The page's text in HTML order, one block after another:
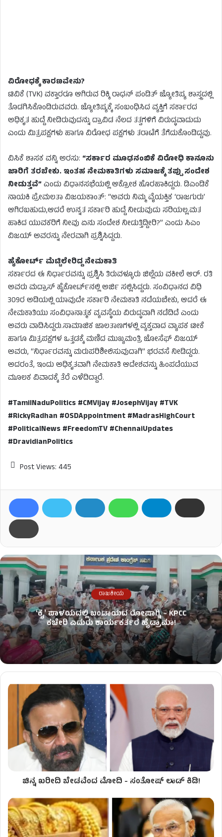
ವಿರೋಧಕ್ಕೆ ಕಾರಣವೇನು?
ಟಿವಿಕೆ (TVK) ವಕ್ತಾರರೂ ಆಗಿರುವ ರಿಕ್ಕಿ ರಾಧನ್ ಪಂಡಿತ್ ಜ್ಯೋತಿಷ್ಯ ಶಾಸ್ತ್ರದಲ್ಲಿ
ತೊಡಗಿಸಿಕೊಂಡಿರುವವರು. ಜ್ಯೋತಿಷ್ಯಕ್ಕೆ ಸಂಬಂಧಿಸಿದ ವ್ಯಕ್ತಿಗೆ ಸರ್ಕಾರದ
ಅಧಿಕೃತ ಹುದ್ದೆ ನೀಡಿರುವುದನ್ನು ದ್ರಾವಿಡ ನೆಲದ ತತ್ವಗಳಿಗೆ ವಿರುದ್ಧವಾದುದು
ಎಂದು ಮಿತ್ರಪಕ್ಷಗಳು ಹಾಗೂ ವಿರೋಧ ಪಕ್ಷಗಳು ತರಾಟೆಗೆ ತೆಗೆದುಕೊಂಡಿದ್ದವು.
ವಿಸಿಕೆ ಶಾಸಕ ವನ್ನಿ ಅರಸು: “ಸರ್ಕಾರ ಮೂಢನಂಬಿಕೆ ವಿರೋಧಿ ಕಾನೂನು
ಜಾರಿಗೆ ತರಬೇಕು. ಇಂತಹ ನೇಮಕಾತಿಗಳು ಸಮಾಜಕ್ಕೆ ತಪ್ಪು ಸಂದೇಶ
ನೀಡುತ್ತವೆ”ಎಂದು ವಿಧಾನಸಭೆಯಲ್ಲಿ ಆಕ್ರೋಶ ಹೊರಹಾಕಿದ್ದರು. ಡಿಎಂಡಿಕೆ
ನಾಯಕಿ ಪ್ರೇಮಲತಾ ವಿಜಯಕಾಂತ್: “ಅವರು ನಿಮ್ಮ ವೈಯಕ್ತಿಕ ‘ರಾಜಗುರು’
ಆಗಿರಬಹುದು,ಆದರೆ ಉನ್ನತ ಸರ್ಕಾರಿ ಹುದ್ದೆ ನೀಡುವುದು ಸರಿಯಲ್ಲ.ಮತ
ಹಾಕಿದ ಯುವಕರಿಗೆ ನೀವು ಏನು ಸಂದೇಶ ನೀಡುತ್ತಿದ್ದೀರಿ?” ಎಂದು ಸಿಎಂ
ವಿಜಯ್ ಅವರನ್ನು ನೇರವಾಗಿ ಪ್ರಶ್ನಿಸಿದ್ದರು.
ಹೈಕೋರ್ಟ್ ಮೆಟ್ಟಿಲೇರಿದ್ದ ನೇಮಕಾತಿ
ಸರ್ಕಾರದ ಈ ನಿರ್ಧಾರವನ್ನು ಪ್ರಶ್ನಿಸಿ ತಿರುವಳ್ಳೂರು ಜಿಲ್ಲೆಯ ವಕೀಲೆ ಆರ್. ರತಿ
ಅವರು ಮದ್ರಾಸ್ ಹೈಕೋರ್ಟ್‌ನಲ್ಲಿ ಅರ್ಜಿ ಸಲ್ಲಿಸಿದ್ದರು. ಸಂವಿಧಾನದ ವಿಧಿ
309ರ ಅಡಿಯಲ್ಲಿ ಯಾವುದೇ ಸರ್ಕಾರಿ ನೇಮಕಾತಿ ನಡೆಯಬೇಕು, ಆದರೆ ಈ
ನೇಮಕಾತಿಯು ಸಂವಿಧಾನಾತ್ಮಕ ವ್ಯವಸ್ಥೆಯ ವಿರುದ್ಧವಾಗಿ ನಡೆದಿದೆ ಎಂದು
ಅವರು ವಾದಿಸಿದ್ದರು.ಸಾಮಾಜಿಕ ಜಾಲತಾಣಗಳಲ್ಲಿ ವ್ಯಕ್ತವಾದ ವ್ಯಾಪಕ ಟೀಕೆ
ಹಾಗೂ ಮಿತ್ರಪಕ್ಷಗಳ ಒತ್ತಡಕ್ಕೆ ಮಣಿದ ಮುಖ್ಯಮಂತ್ರಿ ಜೋಸೆಫ್ ವಿಜಯ್
ಅವರು, “ನಿರ್ಧಾರವನ್ನು ಮರುಪರಿಶೀಲಿಸುವುದಾಗಿ” ಭರವಸೆ ನೀಡಿದ್ದರು.
ಅದರಂತೆ, ಇಂದು ಅಧಿಕೃತವಾಗಿ ನೇಮಕಾತಿ ಆದೇಶವನ್ನು ಹಿಂಪಡೆಯುವ
ಮೂಲಕ ವಿವಾದಕ್ಕೆ ತೆರೆ ಎಳೆದಿದ್ದಾರೆ.
#TamilNaduPolitics #CMVijay #JosephVijay #TVK
#RickyRadhan #OSDAppointment #MadrasHighCourt
#PoliticalNews #FreedomTV #ChennaiUpdates
#DravidianPolitics
Post Views: 445
ರಾಜಕೀಯ
ʻಕೈʼ​ ಪಾಳಯದಲ್ಲಿ ಬಂಡಾಯದ ರೋಷಾಗ್ನಿ – KPCC
ಕಚೇರಿ ಎದುರು ಕಾರ್ಯಕರ್ತರ ಹೈಡ್ರಾಮಾ!
ಚಿನ್ನ ಖರೀದಿ ಬೇಡವೆಂದ ಮೋದಿ - ಸಂತೋಷ್ ಲಾಡ್ ಕಿಡಿ!